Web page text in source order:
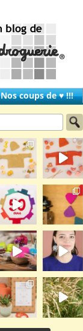
Nos coups de ♥ !!!